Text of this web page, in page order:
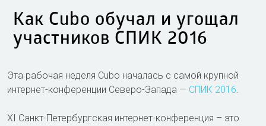
Как Cubo обучал и угощал
участников СПИК 2016
Эта рабочая неделя Cubo началась с самой крупной
интернет-конференции Северо-Запада — СПИК 2016.
XI Санкт-Петербургская интернет-конференция – это